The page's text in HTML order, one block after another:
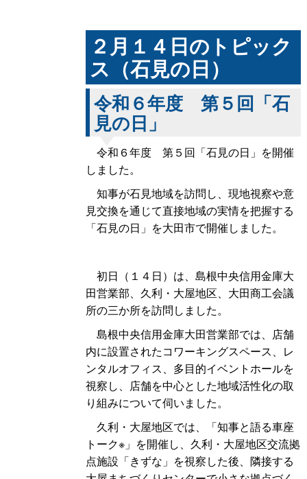
２月１４日のトピック
ス（石見の日）
令和６年度 第５回「石
見の日」
令和６年度第５回「石見の日」を開催
しました。
知事が石見地域を訪問し、現地視察や意
見交換を通じて直接地域の実情を把握する
「石見の日」を大田市で開催しました。
初日（１４日）は、島根中央信用金庫大
田営業部、久利・大屋地区、大田商工会議
所の三か所を訪問しました。
島根中央信用金庫大田営業部では、店舗
内に設置されたコワーキングスペース、レ
ンタルオフィス、多目的イベントホールを
視察し、店舗を中心とした地域活性化の取
り組みについて伺いました。
久利・大屋地区では、「知事と語る車座
トーク※」を開催し、久利・大屋地区交流拠
点施設「きずな」を視察した後、隣接する